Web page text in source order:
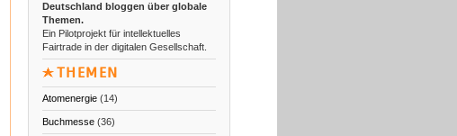
Deutschland bloggen über globale
Themen.
Ein Pilotprojekt für intellektuelles
Fairtrade in der digitalen Gesellschaft.
THEMEN
Atomenergie(14)
Buchmesse(36)